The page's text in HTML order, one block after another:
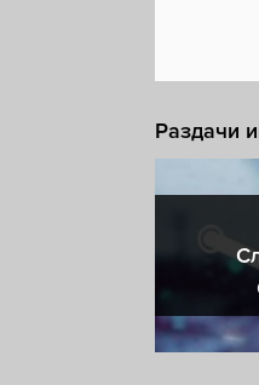
Раздачи